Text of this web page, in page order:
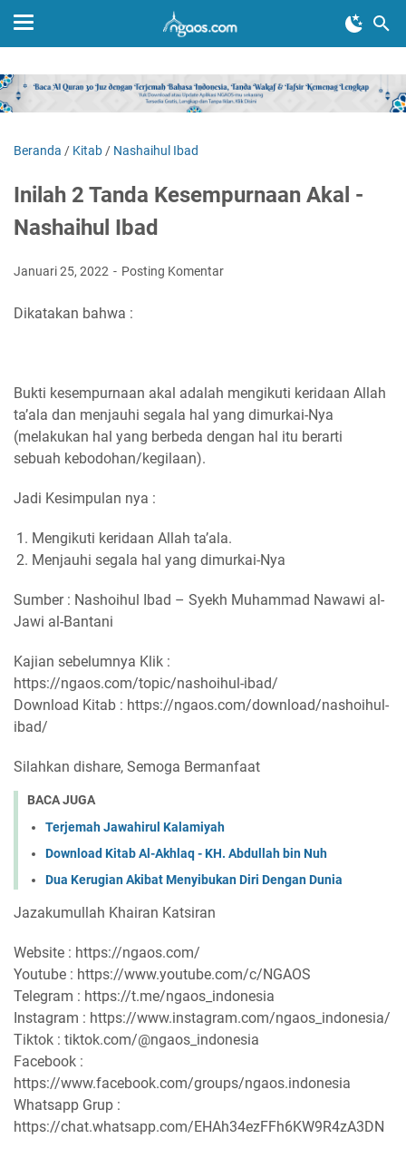
Beranda / Kitab / Nashaihul Ibad
Inilah 2 Tanda Kesempurnaan Akal -
Nashaihul Ibad
Januari 25, 2022 Posting Komentar
Dikatakan bahwa :
Bukti kesempurnaan akal adalah mengikuti keridaan Allah
ta’ala dan menjauhi segala hal yang dimurkai-Nya
(melakukan hal yang berbeda dengan hal itu berarti
sebuah kebodohan/kegilaan).
Jadi Kesimpulan nya :
Mengikuti keridaan Allah ta’ala.
Menjauhi segala hal yang dimurkai-Nya
Sumber : Nashoihul Ibad – Syekh Muhammad Nawawi al-
Jawi al-Bantani
Kajian sebelumnya Klik :
https://ngaos.com/topic/nashoihul-ibad/
Download Kitab : https://ngaos.com/download/nashoihul-
ibad/
Silahkan dishare, Semoga Bermanfaat
BACA JUGA
Terjemah Jawahirul Kalamiyah
Download Kitab Al-Akhlaq - KH. Abdullah bin Nuh
Dua Kerugian Akibat Menyibukan Diri Dengan Dunia
Jazakumullah Khairan Katsiran
Website : https://ngaos.com/
Youtube : https://www.youtube.com/c/NGAOS
Telegram : https://t.me/ngaos_indonesia
Instagram : https://www.instagram.com/ngaos_indonesia/
Tiktok : tiktok.com/@ngaos_indonesia
Facebook :
https://www.facebook.com/groups/ngaos.indonesia
Whatsapp Grup :
https://chat.whatsapp.com/EHAh34ezFFh6KW9R4zA3DN